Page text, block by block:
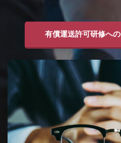
有償運送許可研修へ